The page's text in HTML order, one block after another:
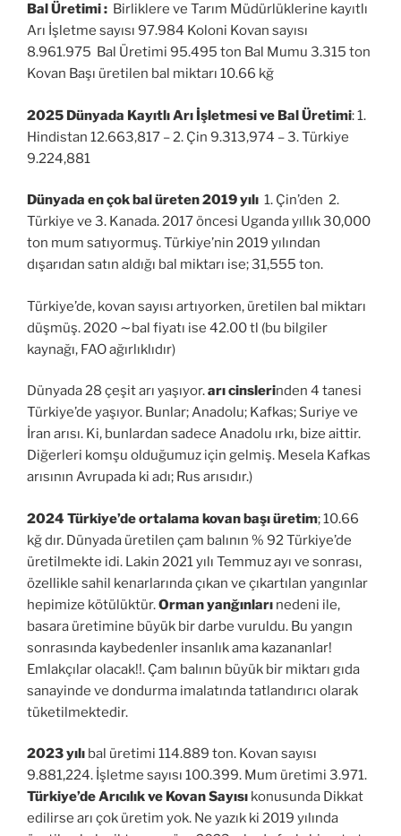
Bal Üretimi : Birliklere ve Tarım Müdürlüklerine kayıtlı
Arı İşletme sayısı 97.984 Koloni Kovan sayısı
8.961.975 Bal Üretimi 95.495 ton Bal Mumu 3.315 ton
Kovan Başı üretilen bal miktarı 10.66 kğ
2025 Dünyada Kayıtlı Arı İşletmesi ve Bal Üretimi: 1.
Hindistan 12.663,817 – 2. Çin 9.313,974 – 3. Türkiye
9.224,881
Dünyada en çok bal üreten 2019 yılı 1. Çin’den 2.
Türkiye ve 3. Kanada. 2017 öncesi Uganda yıllık 30,000
ton mum satıyormuş. Türkiye’nin 2019 yılından
dışarıdan satın aldığı bal miktarı ise; 31,555 ton.
Türkiye’de, kovan sayısı artıyorken, üretilen bal miktarı
düşmüş. 2020 ∼bal fiyatı ise 42.00 tl (bu bilgiler
kaynağı, FAO ağırlıklıdır)
Dünyada 28 çeşit arı yaşıyor.arı cinslerinden 4 tanesi
Türkiye’de yaşıyor. Bunlar; Anadolu; Kafkas; Suriye ve
İran arısı. Ki, bunlardan sadece Anadolu ırkı, bize aittir.
Diğerleri komşu olduğumuz için gelmiş. Mesela Kafkas
arısının Avrupada ki adı; Rus arısıdır.)
2024 Türkiye’de ortalama kovan başı üretim; 10.66
kğ dır. Dünyada üretilen çam balının % 92 Türkiye’de
üretilmekte idi. Lakin 2021 yılı Temmuz ayı ve sonrası,
özellikle sahil kenarlarında çıkan ve çıkartılan yangınlar
hepimize kötülüktür.Orman yanğınları nedeni ile,
basara üretimine büyük bir darbe vuruldu. Bu yangın
sonrasında kaybedenler insanlık ama kazananlar!
Emlakçılar olacak!!. Çam balının büyük bir miktarı gıda
sanayinde ve dondurma imalatında tatlandırıcı olarak
tüketilmektedir.
2023 yılı bal üretimi 114.889 ton. Kovan sayısı
9.881,224. İşletme sayısı 100.399. Mum üretimi 3.971.
Türkiye’de Arıcılık ve Kovan Sayısı konusunda Dikkat
edilirse arı çok üretim yok. Ne yazık ki 2019 yılında